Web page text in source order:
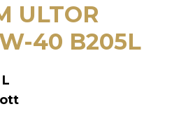
ULTOR
40 B205L